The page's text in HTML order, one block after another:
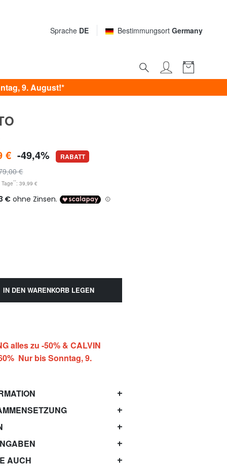
Sprache DE Bestimmungsort Germany
9. August!*
€ -49,4% RABATT
€
**: 39,99 €
IN DEN WARENKORB LEGEN
alles zu -50% & CALVIN
Nur bis Sonntag, 9.
AUCH